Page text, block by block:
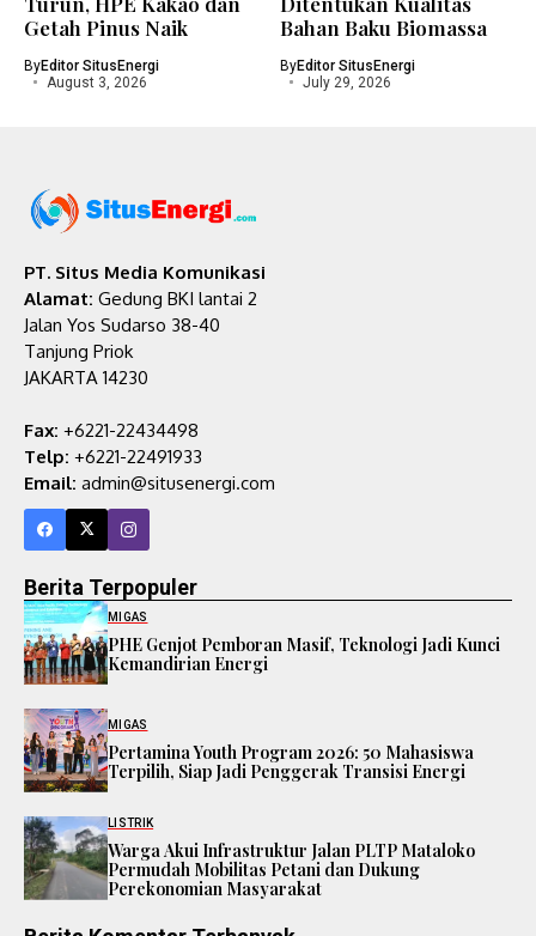
Getah Pinus Naik
ByEditor SitusEnergi
August 3, 2026
Bahan Baku Biomassa
ByEditor SitusEnergi
July 29, 2026
PT. Situs Media Komunikasi
Alamat: Gedung BKI lantai 2
Jalan Yos Sudarso 38-40
Tanjung Priok
JAKARTA 14230
Fax: +6221-22434498
Telp: +6221-22491933
Email: admin@situsenergi.com
Berita Terpopuler
MIGAS
PHE Genjot Pemboran Masif, Teknologi Jadi Kunci
Kemandirian Energi
MIGAS
Pertamina Youth Program 2026: 50 Mahasiswa
Terpilih, Siap Jadi Penggerak Transisi Energi
LISTRIK
Warga Akui Infrastruktur Jalan PLTP Mataloko
Permudah Mobilitas Petani dan Dukung
Perekonomian Masyarakat